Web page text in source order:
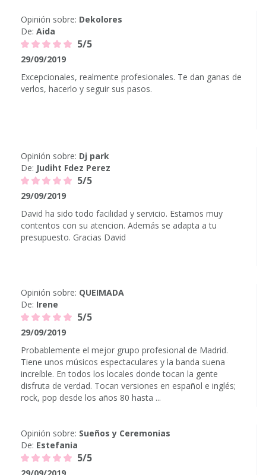
Opinión sobre: Dekolores
De: Aida
5/5
29/09/2019
Excepcionales, realmente profesionales. Te dan ganas de
verlos, hacerlo y seguir sus pasos.
Opinión sobre: Dj park
De: Judiht Fdez Perez
5/5
29/09/2019
David ha sido todo facilidad y servicio. Estamos muy
contentos con su atencion. Además se adapta a tu
presupuesto. Gracias David
Opinión sobre: QUEIMADA
De: Irene
5/5
29/09/2019
Probablemente el mejor grupo profesional de Madrid.
Tiene unos músicos espectaculares y la banda suena
increíble. En todos los locales donde tocan la gente
disfruta de verdad. Tocan versiones en español e inglés;
rock, pop desde los años 80 hasta ...
Opinión sobre: Sueños y Ceremonias
De: Estefania
5/5